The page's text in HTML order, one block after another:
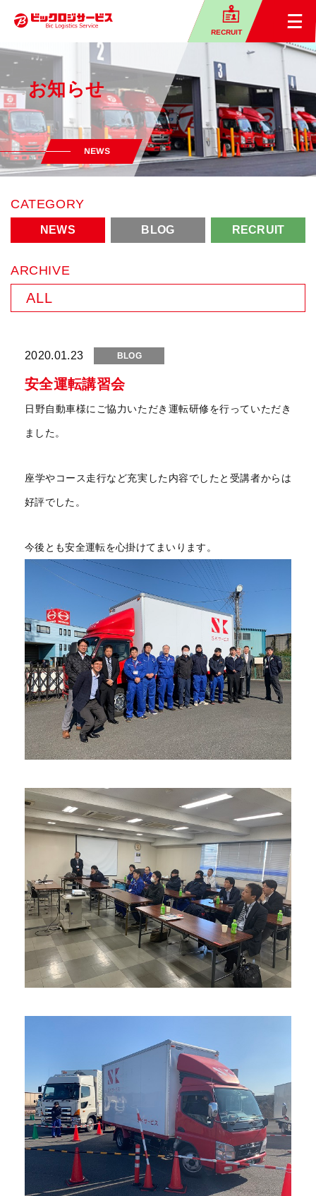
RECRUIT
お知らせ
NEWS
CATEGORY
NEWS BLOG RECRUIT
ARCHIVE
2020.01.23 BLOG
安全運転講習会
日野自動車様にご協力いただき運転研修を行っていただき
ました。
座学やコース走行など充実した内容でしたと受講者からは
好評でした。
今後とも安全運転を心掛けてまいります。